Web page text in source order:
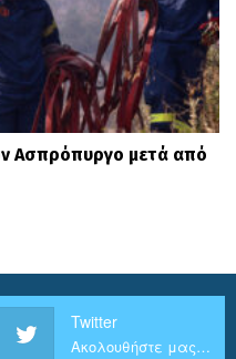
Ασπρόπυργο μετά από
Twitter
Ακολουθήστε μας στο Twitter